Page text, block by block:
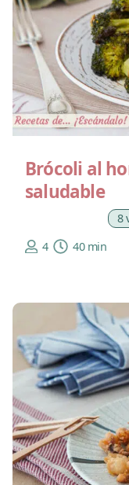
Brócoli al
saludable
8
4
40 min